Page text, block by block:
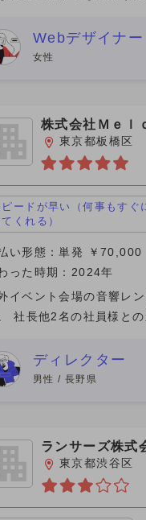
とは遠からず近からず
たと思います。 契
Webデザイナー
女性
株式会社Ｍｅ
ｅｃｔ
東京都板橋区
ピードが早い（何事もすぐ
くれる）
い形態：単発 ￥70,000
った時期：2024年
イベント会場の音響レ
社長他2名の社員様との
事がしやすかった。 社
い見積もりのお話
ディレクター
男性 / 長野県
ランサーズ株式
東京都渋谷区